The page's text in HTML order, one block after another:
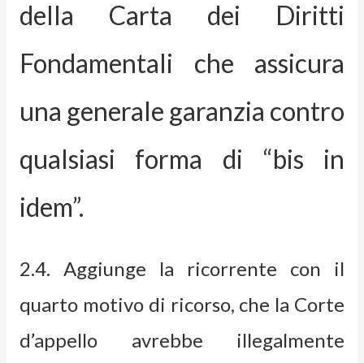
della Carta dei Diritti
Fondamentali che assicura
una generale garanzia contro
qualsiasi forma di “bis in
idem”.
2.4. Aggiunge la ricorrente con il
quarto motivo di ricorso, che la Corte
d’appello avrebbe illegalmente